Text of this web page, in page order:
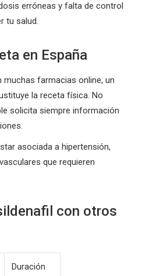
erróneas y falta de control
tu salud.
en España
muchas farmacias online, un
la receta física. No
solicita siempre información
asociada a hipertensión,
que requieren
con otros
Duración